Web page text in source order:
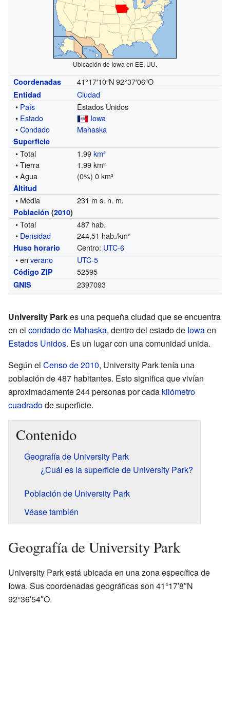
Ubicación de Iowa en EE. UU.
Coordenadas 41°17′10″N 92°37′06″O
Entidad
Ciudad
• País
Estados Unidos
• Estado
Iowa
•Condado Mahaska
Superficie
• Total 1.99km²
• Tierra
1.99 km²
• Agua
(0%) 0 km²
Altitud
• Media 231 m s. n. m.
Población (2010)
• Total
487 hab.
• Densidad 244,51 hab./km²
Huso horario Centro: UTC-6
• enverano UTC-5
Código ZIP 52595
GNIS 2397093
University Parkes una pequeña ciudad que se encuentra
en el condado de Mahaska, dentro del estado de Iowaen
Estados Unidos. Es un lugar con una comunidad unida.
Según el Censo de 2010, University Park tenía una
población de 487 habitantes. Esto significa que vivían
aproximadamente 244 personas por cada kilómetro
cuadradode superficie.
Contenido
Geografía de University Park
¿Cuál es la superficie de University Park?
Población de University Park
Véase también
Geografía de University Park
University Park está ubicada en una zona específica de
Iowa. Sus coordenadas geográficas son 41°17′8″N
92°36′54″O.